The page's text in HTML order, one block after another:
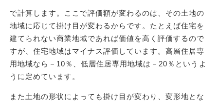
で計算します。ここで評価額が変わるのは、その土地の
地域に応じて掛け目が変わるからです。たとえば住宅を
建てられない商業地域であれば価値を高く評価するので
すが、住宅地域はマイナス評価しています。高層住居専
用地域なら－10％、低層住居専用地域は－20％というよ
うに定めています。
また土地の形状によっても掛け目が変わり、変形地とな